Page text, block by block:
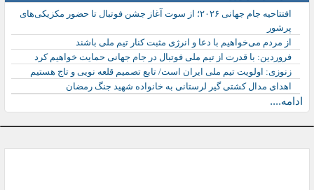
افتتاحیه جام جهانی ۲۰۲۶؛ از سوت آغاز جشن فوتبال تا حضور مکزیکی‌های
پرشور
از مردم می‌خواهیم با دعا و انرژی مثبت کنار تیم ملی باشند
فروردین: با قدرت از تیم ملی فوتبال در جام جهانی حمایت خواهیم کرد
زنوزی: اولویت تیم ملی ایران است/ تابع تصمیم قلعه نویی و تاج هستیم
اهدای مدال کشتی گیر لرستانی به خانواده شهید جنگ رمضان
ادامه....